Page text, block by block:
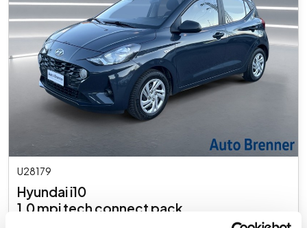
U28179
Hyundai i10
1.0 mpi tech connect pack